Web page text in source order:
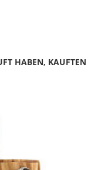
HABEN, KAUFTEN